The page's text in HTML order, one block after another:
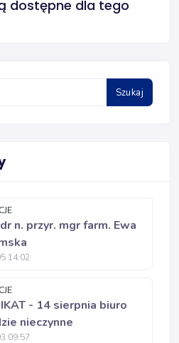
dostępne dla tego
Szukaj
n. przyr. mgr farm. Ewa
14:02
- 14 sierpnia biuro
nieczynne
09:57